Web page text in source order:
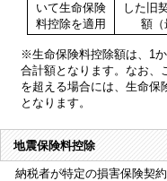
いて生命保険
料控除を適用
した旧
額（
※生命保険料控除額は、1
合計額となります。なお、
を超える場合には、生命保
となります。
地震保険料控除
納税者が特定の損害保険契